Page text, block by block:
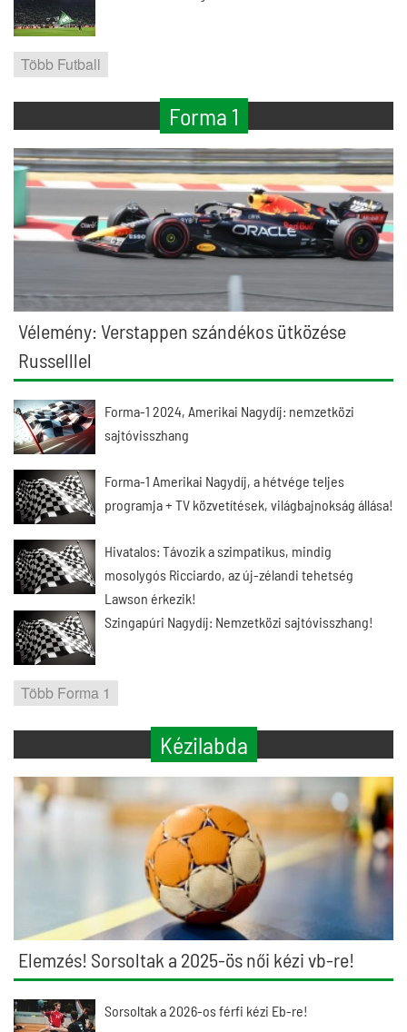
Több Futball
Forma 1
Vélemény: Verstappen szándékos ütközése
Russelllel
Forma-1 2024, Amerikai Nagydíj: nemzetközi
sajtóvisszhang
Forma-1 Amerikai Nagydíj, a hétvége teljes
programja + TV közvetítések, világbajnokság állása!
Hivatalos: Távozik a szimpatikus, mindig
mosolygós Ricciardo, az új-zélandi tehetség
Lawson érkezik!
Szingapúri Nagydíj: Nemzetközi sajtóvisszhang!
Több Forma 1
Kézilabda
Elemzés! Sorsoltak a 2025-ös női kézi vb-re!
Sorsoltak a 2026-os férfi kézi Eb-re!